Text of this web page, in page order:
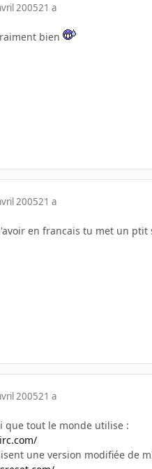
200521 a
bien
200521 a
en francais tu met un ptit
200521 a
que tout le monde utilise :
une version modifiée de